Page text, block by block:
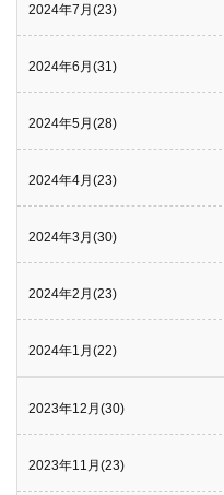
2024年7月(23)
2024年6月(31)
2024年5月(28)
2024年4月(23)
2024年3月(30)
2024年2月(23)
2024年1月(22)
2023年12月(30)
2023年11月(23)